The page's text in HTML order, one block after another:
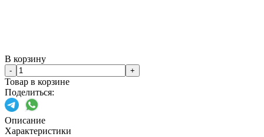
В корзину
- +
Товар в корзине
Поделиться:
Описание
Характеристики